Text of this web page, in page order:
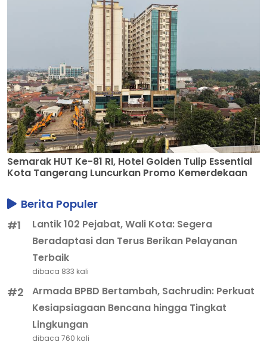
Semarak HUT Ke-81 RI, Hotel Golden Tulip Essential
Kota Tangerang Luncurkan Promo Kemerdekaan
Berita Populer
#1
Lantik 102 Pejabat, Wali Kota: Segera
Terbaik
dibaca 833 kali
Armada BPBD Bertambah, Sachrudin: Perkuat
Kesiapsiagaan Bencana hingga Tingkat
Lingkungan
dibaca 760 kali
Pemkot Gelar Potongan Pajak hingga 45
Persen, Sachrudin Ajak Warga Manfaatkan
Pesta Diskon Kemerdekaan